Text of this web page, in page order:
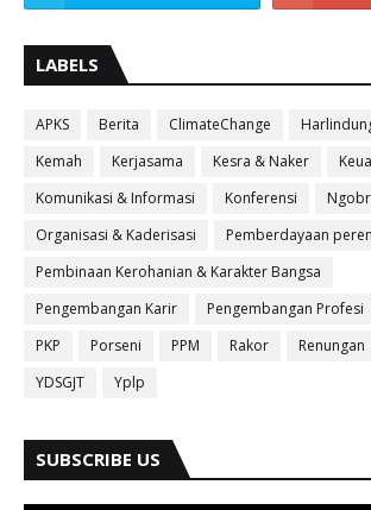
LABELS
APKS Berita ClimateChange
Kemah
Kerjasama Kesra & Naker
Komunikasi & Informasi
Konferensi
Organisasi & Kaderisasi
Pemberdayaan
Pembinaan Kerohanian & Karakter Bangsa
Pengembangan Karir
Pengembangan Profesi
PKP
Porseni PPM Rakor Renungan
YDSGJT
Yplp
SUBSCRIBE US